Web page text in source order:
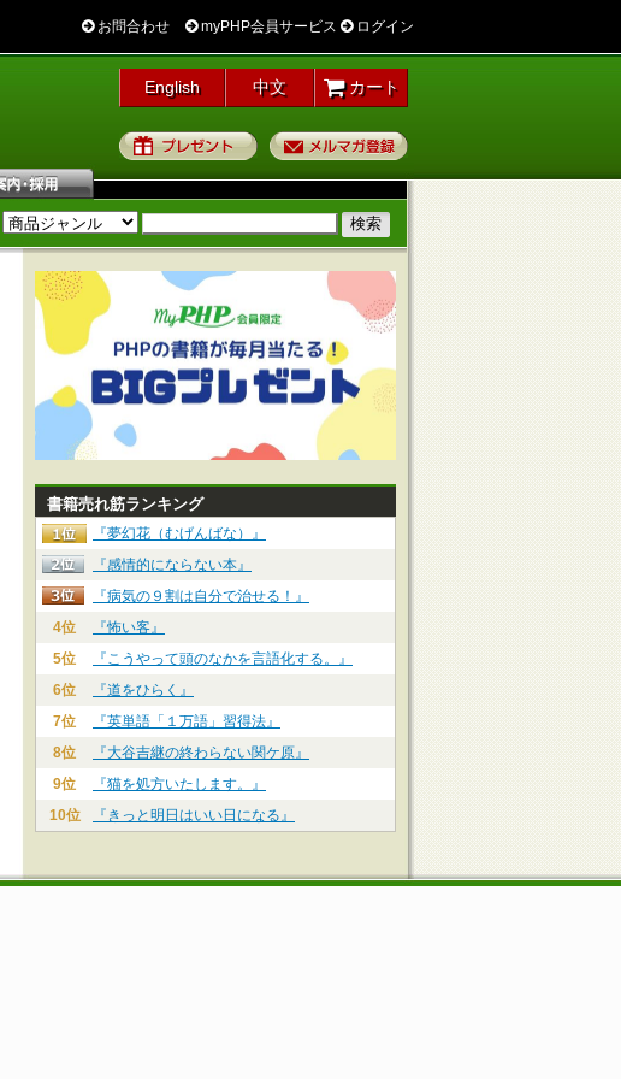
お問合わせ myPHP会員サービス ログイン
English 中文 カート
プレゼント
書籍売れ筋ランキング
『夢幻花（むげんばな）』
『感情的にならない本』
『病気の９割は自分で治せる！』
4位
『怖い客』
5位
『こうやって頭のなかを言語化する。』
6位
『道をひらく』
7位
『英単語「１万語」習得法』
8位
『大谷吉継の終わらない関ケ原』
9位
『猫を処方いたします。』
10位
『きっと明日はいい日になる』